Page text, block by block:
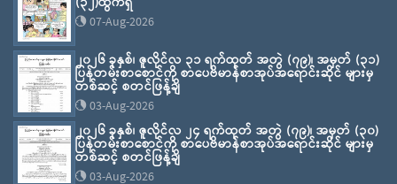
07-Aug-2026
၂၀၂၆ ခုနှစ်၊ ဇူလိုင်လ ၃၁ ရက်ထုတ် အတွဲ (၇၉)၊ အမှတ် (၃၁)
ပြန်တမ်းစာစောင်ကို စာပေဗိမာန်စာအုပ်အရောင်းဆိုင် များမှ
တစ်ဆင့် စတင်ဖြန့်ချိ
03-Aug-2026
၂၀၂၆ ခုနှစ်၊ ဇူလိုင်လ ၂၄ ရက်ထုတ် အတွဲ (၇၉)၊ အမှတ် (၃၀)
ပြန်တမ်းစာစောင်ကို စာပေဗိမာန်စာအုပ်အရောင်းဆိုင် များမှ
တစ်ဆင့် စတင်ဖြန့်ချိ
03-Aug-2026